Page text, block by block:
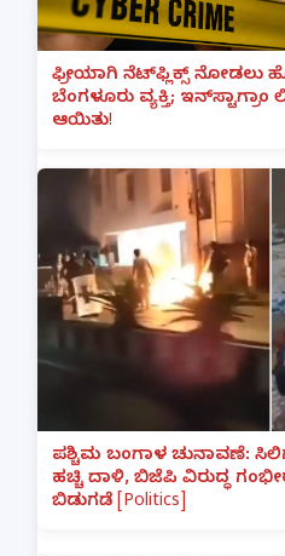
ಫ್ರೀಯಾಗಿ ನೆಟ್‌ಫ್ಲಿಕ್ಸ್ ನೋಡಲು
ಬೆಂಗಳೂರು ವ್ಯಕ್ತಿ;
ಆಯಿತು!
ಪಶ್ಚಿಮ ಬಂಗಾಳ ಚುನಾವಣೆ:
ಹಚ್ಚಿ ದಾಳಿ, ಬಿಜೆಪಿ ವಿರುದ್ಧ
ಬಿಡುಗಡೆ [Politics]